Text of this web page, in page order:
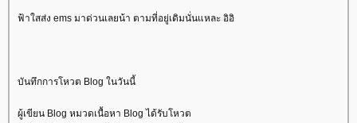
ฟ้าใสส่ง ems มาด่วนเลยน้า ตามที่อยู่เดิมนั่นแหละ อิอิ
บันทึกการโหวต Blog ในวันนี้
ผู้เขียน Blog หมวดเนื้อหา Blog ได้รับโหวต